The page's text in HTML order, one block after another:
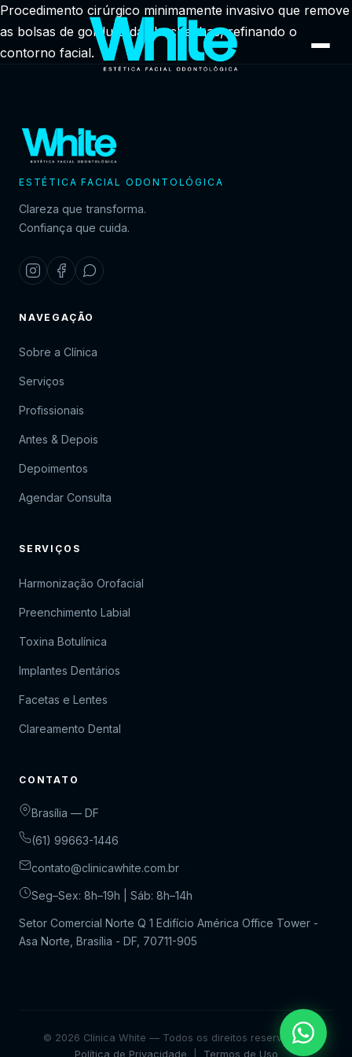
Procedimento cirúrgico minimamente invasivo que remove
as bolsas de gordura das bochechas, refinando o
contorno facial.
ESTÉTICA FACIAL ODONTOLÓGICA
Clareza que transforma.
Confiança que cuida.
NAVEGAÇÃO
Sobre a Clínica
Serviços
Profissionais
Antes & Depois
Depoimentos
Agendar Consulta
SERVIÇOS
Harmonização Orofacial
Preenchimento Labial
Toxina Botulínica
Implantes Dentários
Facetas e Lentes
Clareamento Dental
CONTATO
Brasília — DF
(61) 99663-1446
contato@clinicawhite.com.br
Seg–Sex: 8h–19h | Sáb: 8h–14h
Setor Comercial Norte Q 1 Edifício América Office Tower -
Asa Norte, Brasília - DF, 70711-905
© 2026 Clínica White — Todos os direitos reservados.
Política de Privacidade
Termos de Uso